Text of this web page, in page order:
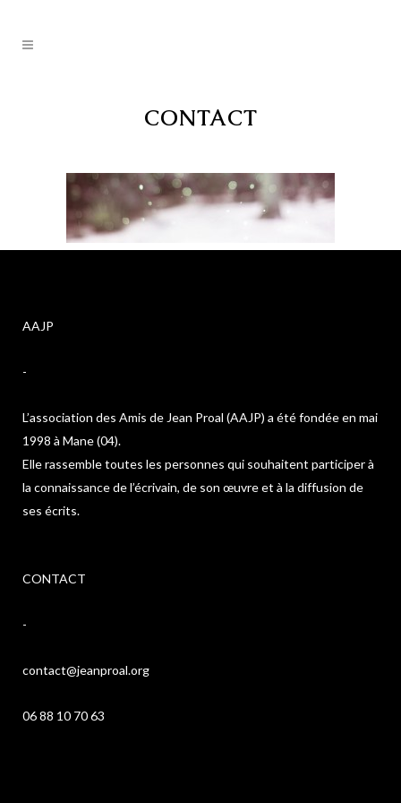
CONTACT
AAJP
-
L’association des Amis de Jean Proal (AAJP) a été fondée en mai
1998 à Mane (04).
Elle rassemble toutes les personnes qui souhaitent participer à
la connaissance de l’écrivain, de son œuvre et à la diffusion de
ses écrits.
CONTACT
-
contact@jeanproal.org
06 88 10 70 63